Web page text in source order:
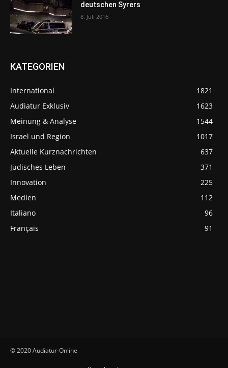
deutschen Syrers
8. Juli 2016
KATEGORIEN
International
1821
Audiatur Exklusiv
1623
Meinung & Analyse
1544
Israel und Region
1017
Aktuelle Kurznachrichten
637
Jüdisches Leben
371
Innovation
225
Medien
112
Italiano
96
Français
91
© 2020 Audiatur-Online